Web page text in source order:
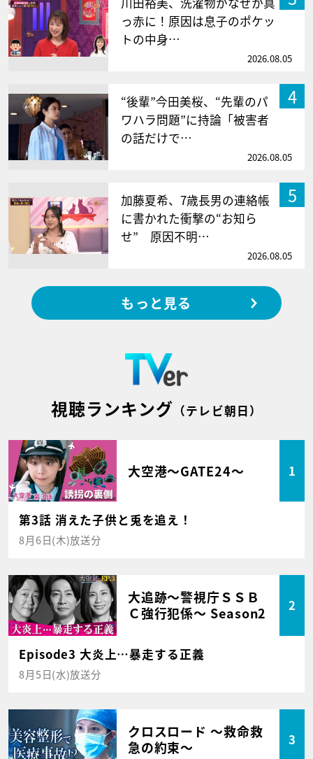
っ赤に！原因は息子のポケッ
トの中身…
2026.08.05
4
“後輩”今田美桜、“先輩のパ
ワハラ問題”に持論「被害者
の話だけで…
2026.08.05
5
加藤夏希、7歳長男の連絡帳
に書かれた衝撃の“お知ら
せ” 原因不明…
2026.08.05
もっと見る
視聴ランキング （テレビ朝日）
大空港～GATE24～ 1
第3話 消えた子供と兎を追え！
8月6日(木)放送分
大追跡～警視庁ＳＳＢ
Ｃ強行犯係～ Season2
2
Episode3 大炎上…暴走する正義
8月5日(水)放送分
クロスロード ～救命救
急の約束～
3